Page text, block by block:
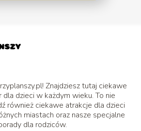
Znajdziesz tutaj ciekawe
dla dzieci w każdym wieku. To nie
również ciekawe atrakcje dla dzieci
miastach oraz nasze specjalne
dla rodziców.